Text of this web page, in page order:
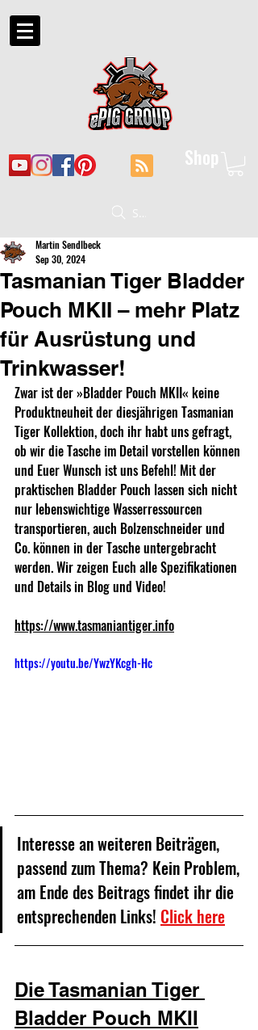
Shop
Suche
Tasmanian Tiger Bladder
Pouch MKII – mehr Platz
für Ausrüstung und
Trinkwasser!
Martin Sendlbeck
Sep 30, 2024
Zwar ist der »Bladder Pouch MKII« keine
Produktneuheit der diesjährigen Tasmanian
Tiger Kollektion, doch ihr habt uns gefragt,
ob wir die Tasche im Detail vorstellen können
und Euer Wunsch ist uns Befehl! Mit der
praktischen Bladder Pouch lassen sich nicht
nur lebenswichtige Wasserressourcen
transportieren, auch Bolzenschneider und
Co. können in der Tasche untergebracht
werden. Wir zeigen Euch alle Spezifikationen
und Details in Blog und Video!
https://www.tasmaniantiger.info
https://youtu.be/YwzYKcgh-Hc
Interesse an weiteren Beiträgen,
passend zum Thema? Kein Problem,
am Ende des Beitrags findet ihr die
entsprechenden Links! Click here
Die Tasmanian Tiger
Bladder Pouch MKII